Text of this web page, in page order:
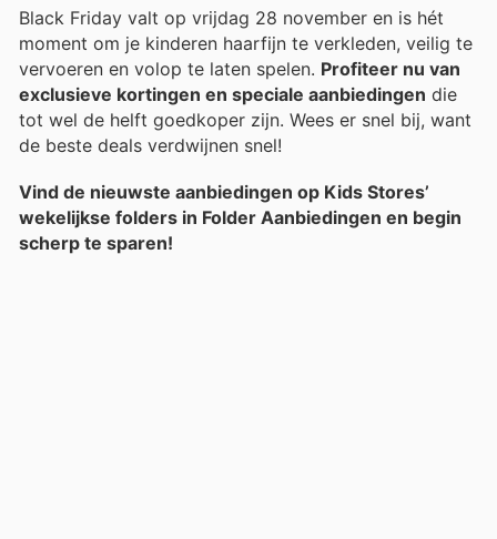
Black Friday valt op vrijdag 28 november en is hét
moment om je kinderen haarfijn te verkleden, veilig te
vervoeren en volop te laten spelen. Profiteer nu van
exclusieve kortingen en speciale aanbiedingen die
tot wel de helft goedkoper zijn. Wees er snel bij, want
de beste deals verdwijnen snel!
Vind de nieuwste aanbiedingen op Kids Stores’
wekelijkse folders in Folder Aanbiedingen en begin
scherp te sparen!